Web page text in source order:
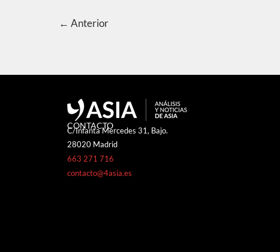
← Anterior
CONTACTO
C/Infanta Mercedes 31, Bajo.
28020 Madrid
663 271 716
contacto@4asia.es